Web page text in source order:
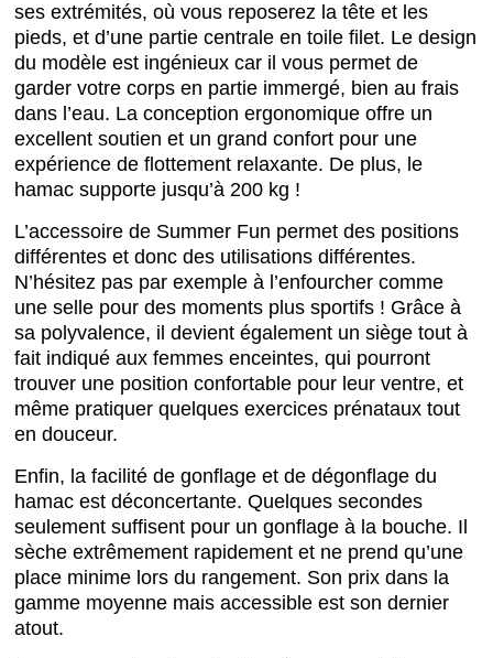
ses extrémités, où vous reposerez la tête et les
pieds, et d’une partie centrale en toile filet. Le design
du modèle est ingénieux car il vous permet de
garder votre corps en partie immergé, bien au frais
dans l’eau. La conception ergonomique offre un
excellent soutien et un grand confort pour une
expérience de flottement relaxante. De plus, le
hamac supporte jusqu’à 200 kg !
L’accessoire de Summer Fun permet des positions
différentes et donc des utilisations différentes.
N’hésitez pas par exemple à l’enfourcher comme
une selle pour des moments plus sportifs ! Grâce à
sa polyvalence, il devient également un siège tout à
fait indiqué aux femmes enceintes, qui pourront
trouver une position confortable pour leur ventre, et
même pratiquer quelques exercices prénataux tout
en douceur.
Enfin, la facilité de gonflage et de dégonflage du
hamac est déconcertante. Quelques secondes
seulement suffisent pour un gonflage à la bouche. Il
sèche extrêmement rapidement et ne prend qu’une
place minime lors du rangement. Son prix dans la
gamme moyenne mais accessible est son dernier
atout.